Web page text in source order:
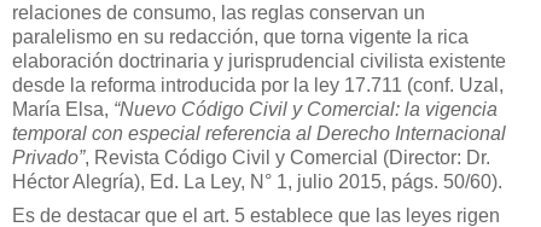
relaciones de consumo, las reglas conservan un
paralelismo en su redacción, que torna vigente la rica
elaboración doctrinaria y jurisprudencial civilista existente
desde la reforma introducida por la ley 17.711 (conf. Uzal,
María Elsa, “Nuevo Código Civil y Comercial: la vigencia
temporal con especial referencia al Derecho Internacional
Privado”, Revista Código Civil y Comercial (Director: Dr.
Héctor Alegría), Ed. La Ley, N° 1, julio 2015, págs. 50/60).
Es de destacar que el art. 5 establece que las leyes rigen